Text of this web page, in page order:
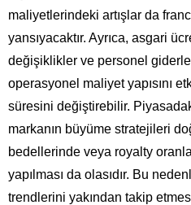
maliyetlerindeki artışlar da
yansıyacaktır. Ayrıca, asgari
değişiklikler ve personel
operasyonel maliyet yapısını
süresini değiştirebilir.
markanın büyüme stratejileri
bedellerinde veya royalty
yapılması da olasıdır. Bu
trendlerini yakından takip